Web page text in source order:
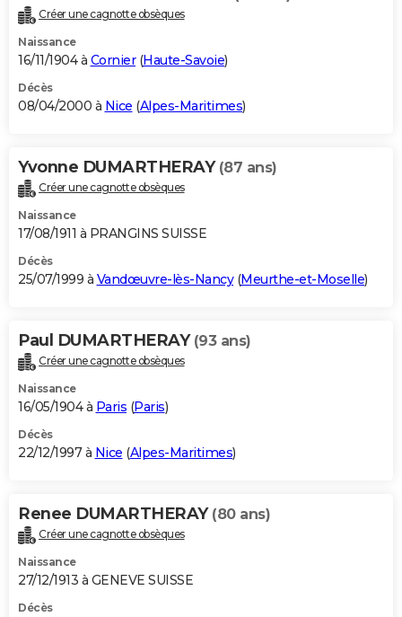
Créer une cagnotte obsèques
Naissance
16/11/1904 à Cornier(Haute-Savoie)
Décès
08/04/2000 à Nice (Alpes-Maritimes)
Yvonne DUMARTHERAY (87 ans)
Créer une cagnotte obsèques
Naissance
17/08/1911 à PRANGINS SUISSE
Décès
25/07/1999 à Vandœuvre-lès-Nancy(Meurthe-et-Moselle)
Paul DUMARTHERAY (93 ans)
Créer une cagnotte obsèques
Naissance
16/05/1904 à Paris (Paris)
Décès
22/12/1997 à Nice (Alpes-Maritimes)
Renee DUMARTHERAY (80 ans)
Créer une cagnotte obsèques
Naissance
27/12/1913 à GENEVE SUISSE
Décès